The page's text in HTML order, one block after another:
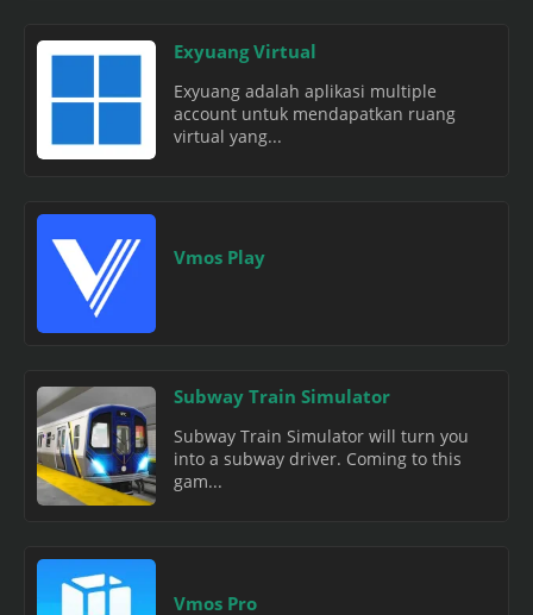
Exyuang Virtual
Exyuang adalah aplikasi multiple
account untuk mendapatkan ruang
virtual yang...
Vmos Play
Subway Train Simulator
Subway Train Simulator will turn you
into a subway driver. Coming to this
gam...
Vmos Pro